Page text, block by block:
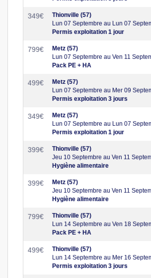
349€
Thionville (57)
Lun 07 Septembre au Lun 07
Permis exploitation 1 jour
799€
Metz (57)
Lun 07 Septembre au Ven 11
Pack PE + HA
499€
Metz (57)
Lun 07 Septembre au Mer 09
Permis exploitation 3 jours
349€
Metz (57)
Lun 07 Septembre au Lun 07
Permis exploitation 1 jour
399€
Thionville (57)
Jeu 10 Septembre au Ven 11
Hygiène alimentaire
399€
Metz (57)
Jeu 10 Septembre au Ven 11
Hygiène alimentaire
799€
Thionville (57)
Lun 14 Septembre au Ven 18
Pack PE + HA
499€
Thionville (57)
Lun 14 Septembre au Mer 16
Permis exploitation 3 jours